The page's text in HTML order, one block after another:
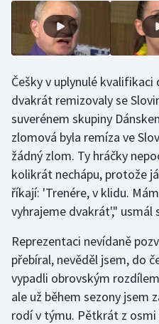
Plážový volejbal
Ragby
Rychlobruslení
Rychlostní kanoistika
Short track
Sportovní střelba
Stolní tenis
Triatlon
Veslování
Vodní slalom
Češky v uplynulé
dvakrát remizovaly se
suverénem skupiny
zlomová byla remíza ve
žádný zlom. Ty hráčky
kolikrát nechápu, protože
říkají: 'Trenére, v klidu.
vyhrajeme dvakrát'," usmál
Reprezentaci nevídaně
přebíral, nevěděl jsem, do
vypadli obrovským
ale už během sezony jsem
rodí v týmu. Pětkrát z